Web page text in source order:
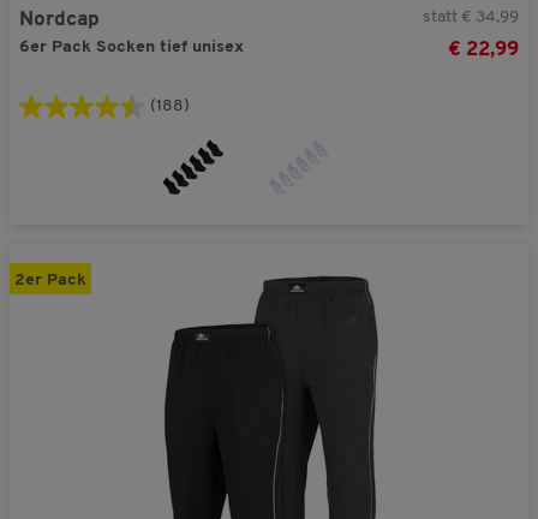
Nordcap
6er Pack Socken tief unisex
statt € 34,99
€ 22,99
(188)
2er Pack